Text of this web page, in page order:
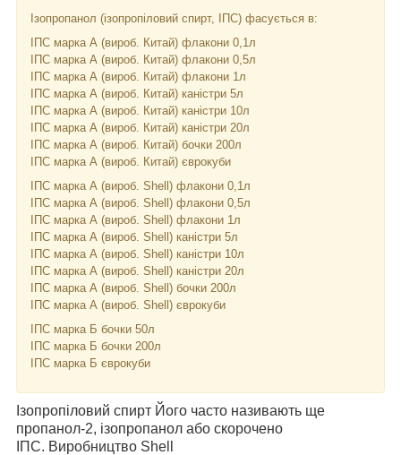
Ізопропанол (ізопропіловий спирт, ІПС) фасується в:
ІПС марка А (вироб. Китай) флакони 0,1л
ІПС марка А (вироб. Китай) флакони 0,5л
ІПС марка А (вироб. Китай) флакони 1л
ІПС марка А (вироб. Китай) каністри 5л
ІПС марка А (вироб. Китай) каністри 10л
ІПС марка А (вироб. Китай) каністри 20л
ІПС марка А (вироб. Китай) бочки 200л
ІПС марка А (вироб. Китай) єврокуби
ІПС марка А (вироб. Shell) флакони 0,1л
ІПС марка А (вироб. Shell) флакони 0,5л
ІПС марка А (вироб. Shell) флакони 1л
ІПС марка А (вироб. Shell) каністри 5л
ІПС марка А (вироб. Shell) каністри 10л
ІПС марка А (вироб. Shell) каністри 20л
ІПС марка А (вироб. Shell) бочки 200л
ІПС марка А (вироб. Shell) єврокуби
ІПС марка Б бочки 50л
ІПС марка Б бочки 200л
ІПС марка Б єврокуби
Ізопропіловий спирт Його часто називають ще
пропанол-2, ізопропанол або скорочено
ІПС. Виробництво Shell